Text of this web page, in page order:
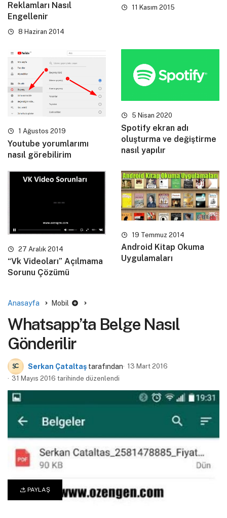
PAYLAŞ
Reklamları Nasıl
Engellenir
8 Haziran 2014
11 Kasım 2015
1 Ağustos 2019
Youtube yorumlarımı
nasıl görebilirim
5 Nisan 2020
Spotify ekran adı
oluşturma ve değiştirme
nasıl yapılır
27 Aralık 2014
“Vk Videoları” Açılmama
Sorunu Çözümü
19 Temmuz 2014
Android Kitap Okuma
Uygulamaları
Anasayfa Mobil
Whatsapp’ta Belge Nasıl
Gönderilir
Serkan Çataltaş tarafından
13 Mart 2016
31 Mayıs 2016 tarihinde düzenlendi